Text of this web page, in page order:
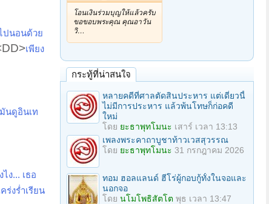
ปนอนด้วย
เพียง
นดูอินเท
ง... เธอ
ร่งร่ำเรียน
โอนเงินร่วมบุญให้แล้วครับ
ขอขอบพระคุณ คุณอาวัน
วิ…
กระทู้ที่น่าสนใจ
หลายคดีที่ศาลตัดสินประหาร แต่เดี๋ยวนี้
ไม่มีการประหาร แล้วพ้นโทษก็ก่อคดี
ใหม่
โดย ยะธาพุทโมนะ เสาร์ เวลา 13:13
เพลงพระคาถาบูชาท้าวเวสสุวรรณ
โดย ยะธาพุทโมนะ 31 กรกฎาคม 2026
ทอม ฮอลแลนด์ ฮีโร่ผู้กอบกู้ทั้งในจอและ
นอกจอ
โดย นโมโพธิสัตโต พุธ เวลา 13:47